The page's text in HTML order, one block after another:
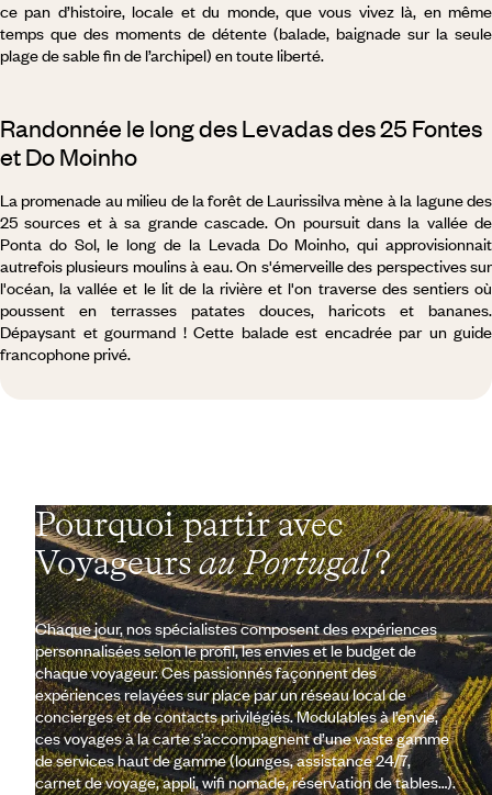
ce pan d’histoire, locale et du monde, que vous vivez là, en même
temps que des moments de détente (balade, baignade sur la seule
plage de sable fin de l’archipel) en toute liberté.
Randonnée le long des Levadas des 25 Fontes
et Do Moinho
La promenade au milieu de la forêt de Laurissilva mène à la lagune des
25 sources et à sa grande cascade. On poursuit dans la vallée de
Ponta do Sol, le long de la Levada Do Moinho, qui approvisionnait
autrefois plusieurs moulins à eau. On s'émerveille des perspectives sur
l'océan, la vallée et le lit de la rivière et l'on traverse des sentiers où
poussent en terrasses patates douces, haricots et bananes.
Dépaysant et gourmand ! Cette balade est encadrée par un guide
francophone privé.
Pourquoi partir avec
Voyageursau Portugal?
Chaque jour, nos spécialistes composent des expériences
personnalisées selon le profil, les envies et le budget de
chaque voyageur. Ces passionnés façonnent des
expériences relayées sur place par un réseau local de
concierges et de contacts privilégiés. Modulables à l’envie,
ces voyages à la carte s’accompagnent d’une vaste gamme
de services haut de gamme (lounges, assistance 24/7,
carnet de voyage, appli, wifi nomade, réservation de tables…).